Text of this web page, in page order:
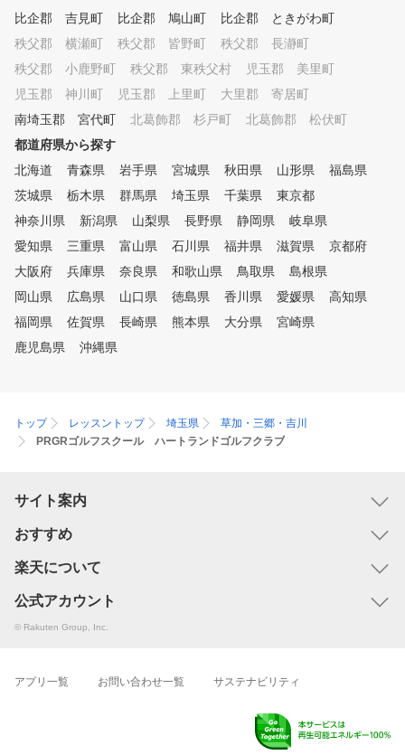
比企郡 吉見町
比企郡 鳩山町
比企郡 ときがわ町
秩父郡 横瀬町
秩父郡 皆野町
秩父郡 長瀞町
秩父郡 小鹿野町
秩父郡 東秩父村
児玉郡 美里町
児玉郡 神川町
児玉郡 上里町
大里郡 寄居町
南埼玉郡 宮代町
北葛飾郡 杉戸町
北葛飾郡 松伏町
都道府県から探す
北海道
青森県 岩手県 宮城県 秋田県 山形県
福島県
茨城県
栃木県 群馬県 埼玉県 千葉県
東京都
神奈川県
新潟県 山梨県 長野県 静岡県
岐阜県
愛知県
三重県 富山県 石川県 福井県 滋賀県
京都府
大阪府
兵庫県 奈良県 和歌山県 鳥取県
島根県
岡山県
広島県 山口県 徳島県 香川県 愛媛県
高知県
福岡県
佐賀県 長崎県 熊本県 大分県
宮崎県
鹿児島県
沖縄県
トップ レッスントップ 埼玉県
草加・三郷・吉川
PRGRゴルフスクール ハートランドゴルフクラブ
サイト案内
おすすめ
楽天について
公式アカウント
© Rakuten Group, Inc.
アプリ一覧 お問い合わせ一覧 サステナビリティ